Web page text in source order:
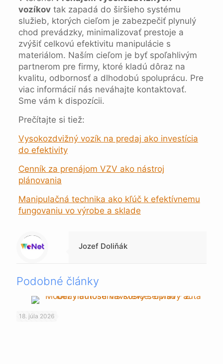
vozíkovtak zapadá do širšieho systému
služieb, ktorých cieľom je zabezpečiť plynulý
chod prevádzky, minimalizovať prestoje a
zvýšiť celkovú efektivitu manipulácie s
materiálom. Naším cieľom je byť spoľahlivým
partnerom pre firmy, ktoré kladú dôraz na
kvalitu, odbornosť a dlhodobú spoluprácu. Pre
viac informácií nás neváhajte kontaktovať.
Sme vám k dispozícii.
Prečítajte si tiež:
Vysokozdvižný vozík na predaj ako investícia
do efektivity
Cenník za prenájom VZV ako nástroj
plánovania
Manipulačná technika ako kľúč k efektívnemu
fungovaniu vo výrobe a sklade
Warning
: Trying to access array offset on null in
/data/1/4/149a9a91-3acc-4306-8eec-62104a76cbc2/skica.online/web/wp-content/themes/betheme-child/includes/content-single.php
on line
286
Jozef Doliňák
Podobné články
18. júla 2026